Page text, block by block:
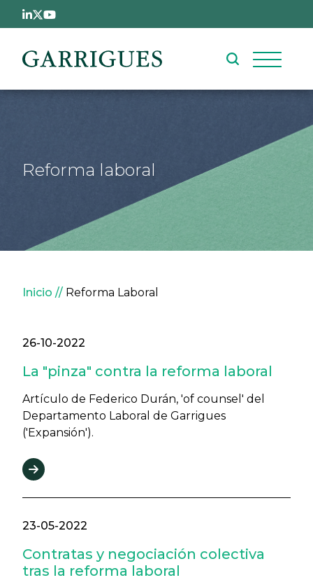
Pasar al contenido principal
Reforma laboral
Sobrescribir enlaces de
Inicio Reforma Laboral
26-10-2022
La "pinza" contra la reforma laboral
Artículo de Federico Durán, 'of counsel' del
Departamento Laboral de Garrigues
('Expansión').
23-05-2022
Contratas y negociación colectiva
tras la reforma laboral